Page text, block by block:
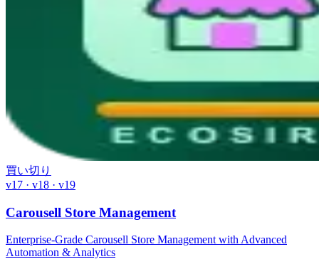
買い切り
v17 · v18 · v19
Carousell Store Management
Enterprise-Grade Carousell Store Management with Advanced
Automation & Analytics